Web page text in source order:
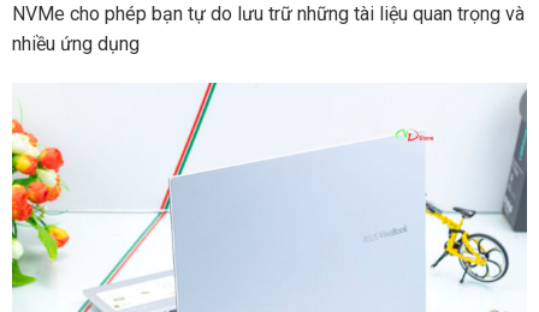
NVMe cho phép bạn tự do lưu trữ những tài liệu quan trọng và
nhiều ứng dụng